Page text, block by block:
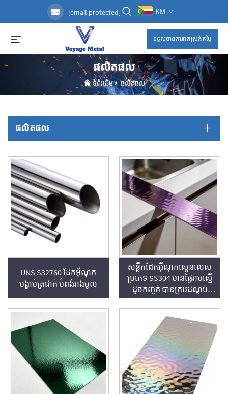
[email protected] KM
ទទួលបានការដកស្រង់តម្លៃ
ផលិតផល
ទំព័រដើម>ផលិតផល
ផលិតផល
UNS S32760 ដែកអ៊ីណុក
បង្ហាប់ត្រជាក់ បំពង់រាងមូល
សន្លឹកដែកអ៊ីណុកស្តេនលេស
ប្រភេទ SS304 មានផ្ទៃរាបស្មើ
ដូចកញ្ចក់ បានគ្របដណ្តប់
ដោយបច្ចេកវិទ្យា PVD
ពណ៌ស្វាយ និងមានគ្រាប់តូចៗ
រាងជាក្រាប់ទឹក